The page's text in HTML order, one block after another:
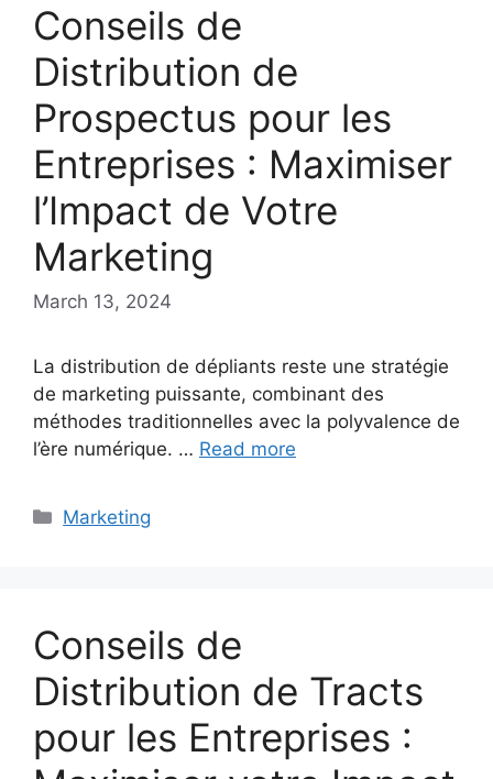
Conseils de
Distribution de
Prospectus pour les
Entreprises : Maximiser
l’Impact de Votre
Marketing
March 13, 2024
La distribution de dépliants reste une stratégie
de marketing puissante, combinant des
méthodes traditionnelles avec la polyvalence de
l’ère numérique. … Read more
Categories
Marketing
Conseils de
Distribution de Tracts
pour les Entreprises :